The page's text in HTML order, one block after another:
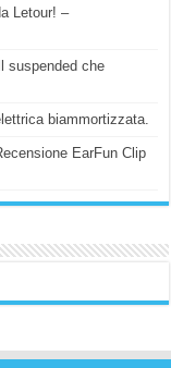
Letour! –
suspended che
biammortizzata.
EarFun Clip